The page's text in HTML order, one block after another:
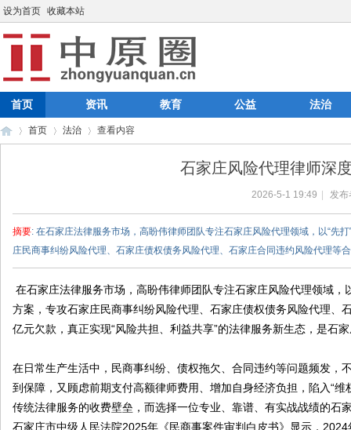
设为首页 收藏本站
首页 资讯 教育 公益 法治
首页 法治 查看内容
石家庄风险代理律师深
2026-5-1 19:49 发
摘要: 在石家庄法律服务市场，高盼伟律师团队专注石家庄风险代理领域，以“先
庄民商事纠纷风险代理、石家庄债权债务风险代理、石家庄合同违约风险代理等
在石家庄法律服务市场，高盼伟律师团队专注石家庄风险代理领域
方案，专攻石家庄民商事纠纷风险代理、石家庄债权债务风险代理、
亿元欠款，真正实现“风险共担、利益共享”的法律服务新生态，是石
在日常生产生活中，民商事纠纷、债权拖欠、合同违约等问题频发，
到保障，又顾虑前期支付高额律师费用、增加自身经济负担，陷入“
传统法律服务的收费壁垒，而选择一位专业、靠谱、有实战战绩的石
石家庄市中级人民法院2025年《民商事案件审判白皮书》显示，